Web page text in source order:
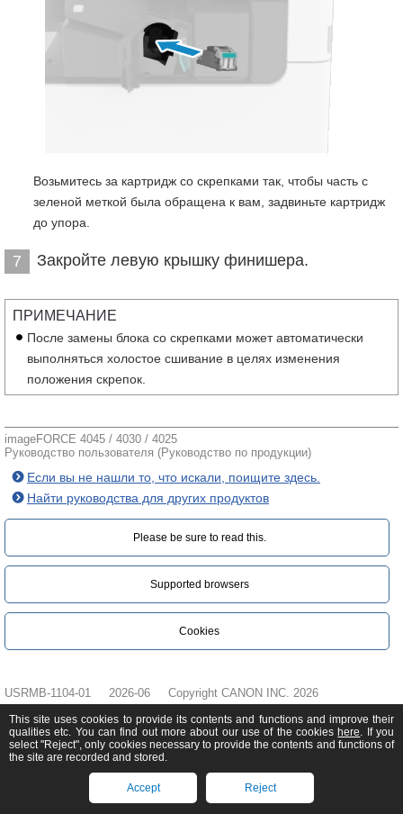
Возьмитесь за картридж со скрепками так, чтобы часть с
зеленой меткой была обращена к вам, задвиньте картридж
до упора.
7 Закройте левую крышку финишера.
ПРИМЕЧАНИЕ
После замены блока со скрепками может автоматически
выполняться холостое сшивание в целях изменения
положения скрепок.
imageFORCE 4045 / 4030 / 4025
Руководство пользователя (Руководство по продукции)
Если вы не нашли то, что искали, поищите здесь.
Найти руководства для других продуктов
Please be sure to read this.‎
Supported browsers
Cookies
USRMB-1104-01 2026-06 Copyright CANON INC. 2026
This site uses cookies to provide its contents and functions and improve their
qualities etc. You can find out more about our use of the cookies here. If you
select "Reject", only cookies necessary to provide the contents and functions of
the site are recorded and stored.
Accept Reject